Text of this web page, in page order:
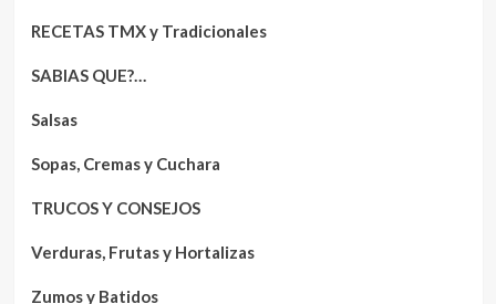
RECETAS TMX y Tradicionales
SABIAS QUE?…
Salsas
Sopas, Cremas y Cuchara
TRUCOS Y CONSEJOS
Verduras, Frutas y Hortalizas
Zumos y Batidos